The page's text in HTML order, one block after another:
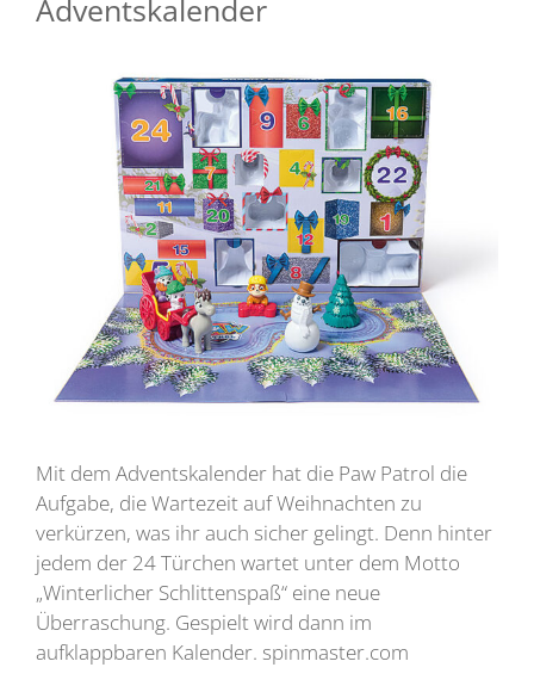
Adventskalender
Mit dem Adventskalender hat die Paw Patrol die
Aufgabe, die Wartezeit auf Weihnachten zu
verkürzen, was ihr auch sicher gelingt. Denn hinter
jedem der 24 Türchen wartet unter dem Motto
„Winterlicher Schlittenspaß“ eine neue
Überraschung. Gespielt wird dann im
aufklappbaren Kalender. spinmaster.com